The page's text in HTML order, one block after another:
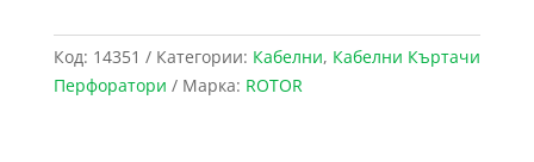
Код: 14351 Категории: Кабелни, Кабелни Къртачи
Перфоратори
Марка: ROTOR